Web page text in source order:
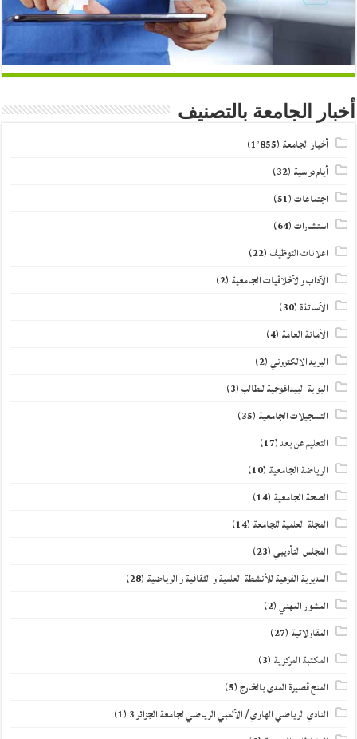
أخبار الجامعة بالتصنيف
أخبار الجامعة (1٬855)
أيام دراسية (32)
اجتماعات(51)
استشارات(64)
اعلانات التوظيف (22)
الآداب والأخلاقيات الجامعية (2)
الأساتذة(30)
الأمانة العامة (4)
البريد الالكتروني(2)
البوابة البيداغوجية للطالب(3)
التسجيلات الجامعية (35)
التعليم عن بعد(17)
الرياضة الجامعية (10)
الصحة الجامعية (14)
المجلة العلمية للجامعة (14)
المجلس التأديبي(23)
المديرية الفرعية للأنشطة العلمية و الثقافية و الرياضية (28)
المشوار المهني(2)
المقاولاتية (27)
المكتبة المركزية (3)
المنح قصيرة المدى بالخارج(5)
النادي الرياضي الهاوي / الألمبي الرياضي لجامعة الجزائر 3 (1)